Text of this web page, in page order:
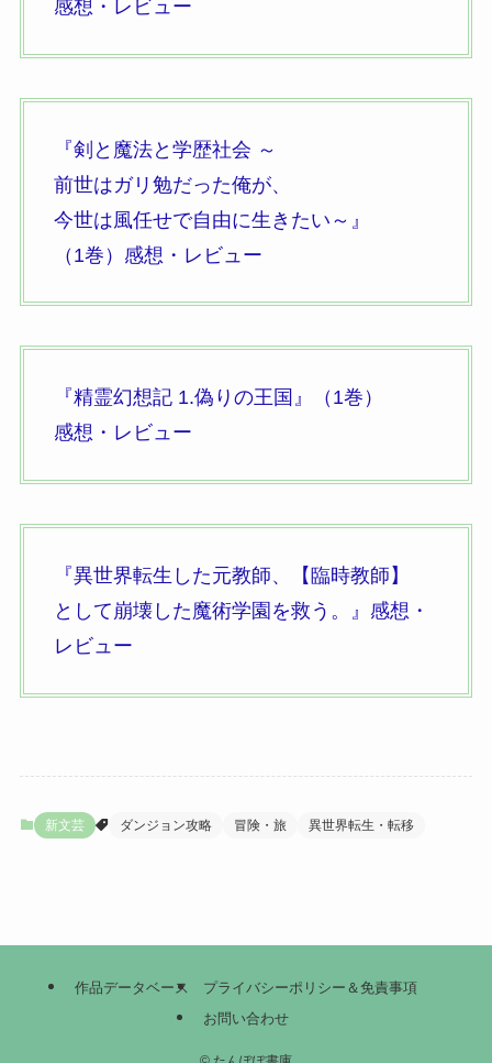
感想・レビュー
『剣と魔法と学歴社会 ～
前世はガリ勉だった俺が、
今世は風任せで自由に生きたい～』
（1巻） 感想・レビュー
『精霊幻想記 1.偽りの王国』
（1巻）
感想・レビュー
『異世界転生した元教師、
【臨時教師】
として崩壊した魔術学園を救う。
』 感想・
レビュー
新文芸 ダンジョン攻略 冒険・旅 異世界転生・転移
作品データベース
プライバシーポリシー＆免責事項
お問い合わせ